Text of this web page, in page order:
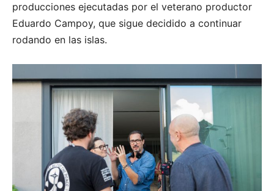
producciones ejecutadas por el veterano productor
Eduardo Campoy, que sigue decidido a continuar
rodando en las islas.